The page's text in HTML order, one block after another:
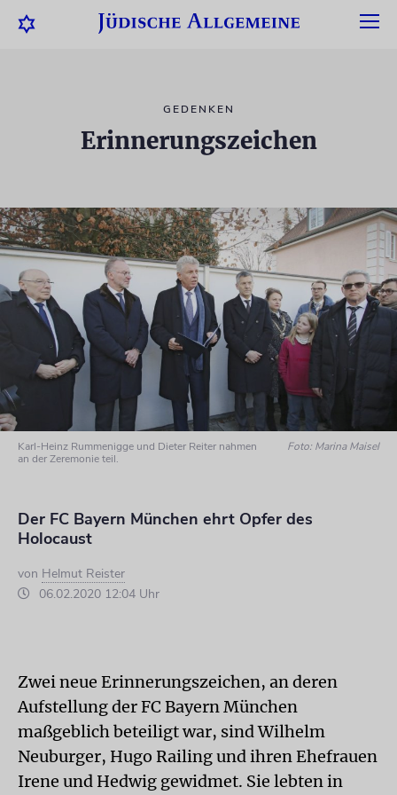
GEDENKEN
Erinnerungszeichen
Karl-Heinz Rummenigge und Dieter Reiter nahmen
an der Zeremonie teil.
Foto: Marina Maisel
Der FC Bayern München ehrt Opfer des
Holocaust
von Helmut Reister
06.02.2020 12:04 Uhr
Zwei neue Erinnerungszeichen, an deren
Aufstellung der FC Bayern München
maßgeblich beteiligt war, sind Wilhelm
Neuburger, Hugo Railing und ihren Ehefrauen
Irene und Hedwig gewidmet. Sie lebten in